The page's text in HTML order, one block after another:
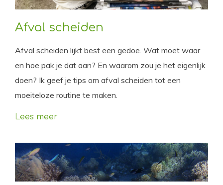
Afval scheiden
Afval scheiden lijkt best een gedoe. Wat moet waar
en hoe pak je dat aan? En waarom zou je het eigenlijk
doen? Ik geef je tips om afval scheiden tot een
moeiteloze routine te maken.
Lees meer